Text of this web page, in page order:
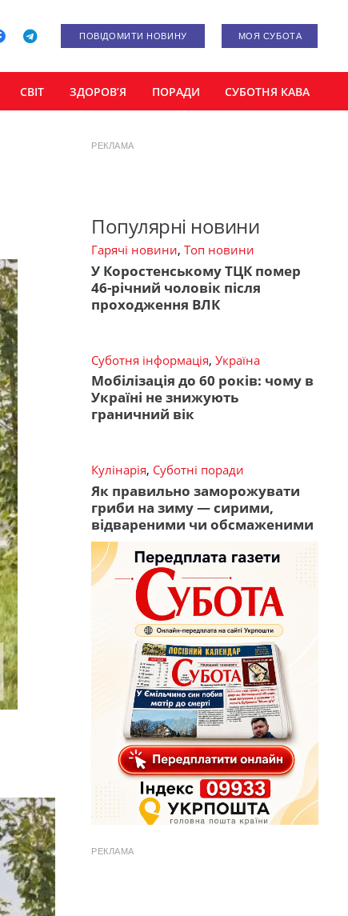
ПОВІДОМИТИ НОВИНУ МОЯ СУБОТА
СВІТ ЗДОРОВ’Я ПОРАДИ СУБОТНЯ КАВА
РЕКЛАМА
Популярні новини
Гарячі новини, Топ новини
У Коростенському ТЦК помер
46-річний чоловік після
проходження ВЛК
Суботня інформація, Україна
Мобілізація до 60 років: чому в
Україні не знижують
граничний вік
Кулінарія, Суботні поради
Як правильно заморожувати
гриби на зиму — сирими,
відвареними чи обсмаженими
РЕКЛАМА